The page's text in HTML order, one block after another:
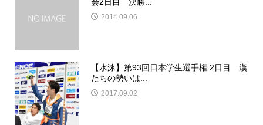
2014.09.06
【水泳】第93回日本学生選手権 2日目 漢
たちの勢いは...
2017.09.02